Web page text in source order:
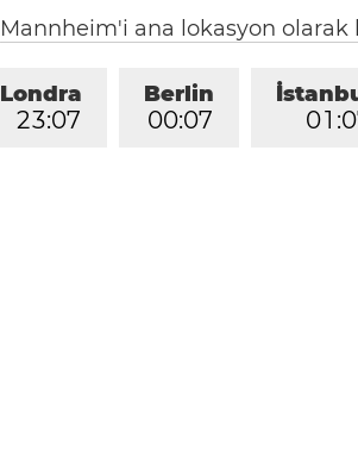
Mannheim'i ana lokasyon olarak
01 :0
Berlin
00:07
Londra
23:07